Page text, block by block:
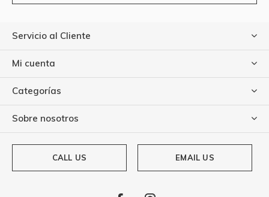
Servicio al Cliente
Mi cuenta
Categorías
Sobre nosotros
CALL US EMAIL US